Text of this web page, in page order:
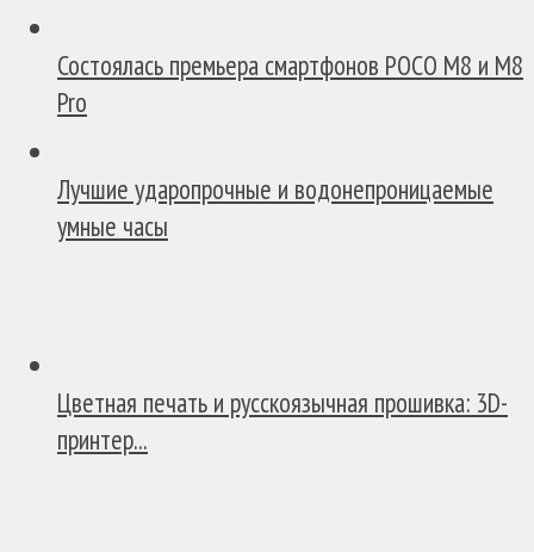
Лучшие ударопрочные и водонепроницаемые
умные часы
Состоялась премьера смартфонов POCO M8 и M8
Pro
Цветная печать и русскоязычная прошивка: 3D-
принтер...